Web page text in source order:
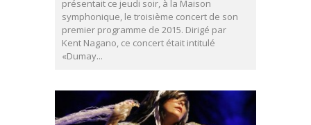
présentait ce jeudi soir, à la Maison
symphonique, le troisième concert de son
premier programme de 2015. Dirigé par
Kent Nagano, ce concert était intitulé
«Dumay...